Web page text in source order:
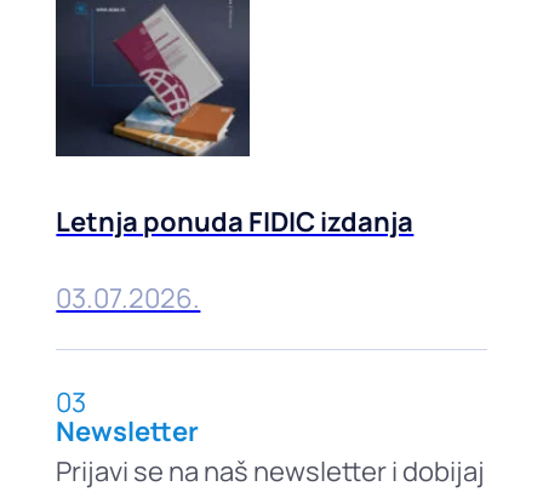
Letnja ponuda FIDIC izdanja
03.07.2026.
03
Newsletter
Prijavi se na naš newsletter i dobijaj